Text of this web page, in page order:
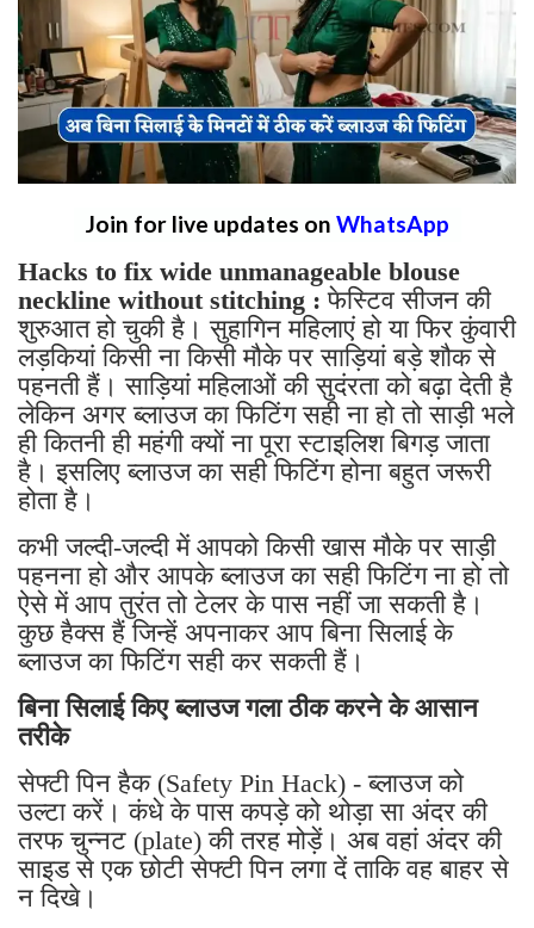
Join for live updates on WhatsApp
Hacks to fix wide unmanageable blouse
neckline without stitching :फेस्टिव सीजन की
शुरुआत हो चुकी है। सुहागिन महिलाएं हो या फिर कुंवारी
लड़कियां किसी ना किसी मौके पर साड़ियां बड़े शौक से
पहनती हैं। साड़ियां महिलाओं की सुदंरता को बढ़ा देती है
लेकिन अगर ब्लाउज का फिटिंग सही ना हो तो साड़ी भले
ही कितनी ही महंगी क्यों ना पूरा स्टाइलिश बिगड़ जाता
है। इसलिए ब्लाउज का सही फिटिंग होना बहुत जरूरी
होता है।
कभी जल्दी-जल्दी में आपको किसी खास मौके पर साड़ी
पहनना हो और आपके ब्लाउज का सही फिटिंग ना हो तो
ऐसे में आप तुरंत तो टेलर के पास नहीं जा सकती है।
कुछ हैक्स हैं जिन्हें अपनाकर आप बिना सिलाई के
ब्लाउज का फिटिंग सही कर सकती हैं।
बिना सिलाई किए ब्लाउज गला ठीक करने के आसान
तरीके
सेफ्टी पिन हैक (Safety Pin Hack) - ब्लाउज को
उल्टा करें। कंधे के पास कपड़े को थोड़ा सा अंदर की
तरफ चुन्नट (plate) की तरह मोड़ें। अब वहां अंदर की
साइड से एक छोटी सेफ्टी पिन लगा दें ताकि वह बाहर से
न दिखे।